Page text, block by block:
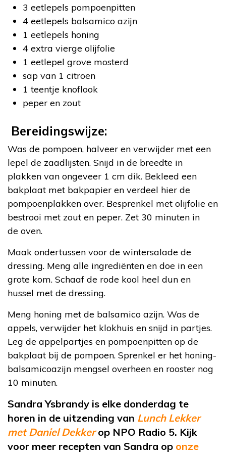
3 eetlepels pompoenpitten
4 eetlepels balsamico azijn
1 eetlepels honing
4 extra vierge olijfolie
1 eetlepel grove mosterd
sap van 1 citroen
1 teentje knoflook
peper en zout
Bereidingswijze:
Was de pompoen, halveer en verwijder met een
lepel de zaadlijsten. Snijd in de breedte in
plakken van ongeveer 1 cm dik. Bekleed een
bakplaat met bakpapier en verdeel hier de
pompoenplakken over. Besprenkel met olijfolie en
bestrooi met zout en peper. Zet 30 minuten in
de oven.
Maak ondertussen voor de wintersalade de
dressing. Meng alle ingrediënten en doe in een
grote kom. Schaaf de rode kool heel dun en
hussel met de dressing.
Meng honing met de balsamico azijn. Was de
appels, verwijder het klokhuis en snijd in partjes.
Leg de appelpartjes en pompoenpitten op de
bakplaat bij de pompoen. Sprenkel er het honing-
balsamicoazijn mengsel overheen en rooster nog
10 minuten.
Sandra Ysbrandy is elke donderdag te
horen in de uitzending van Lunch Lekker
met Daniel Dekkerop NPO Radio 5. Kijk
voor meer recepten van Sandra op onze